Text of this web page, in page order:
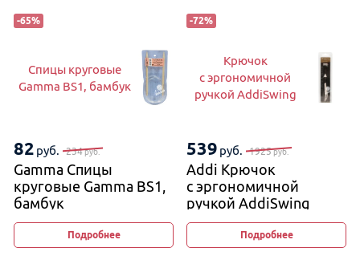
-65%
Спицы круговые
Gamma BS1, бамбук
82 руб. 234руб.
Gamma Спицы
круговые Gamma BS1,
бамбук
Подробнее
-72%
Крючок
с эргономичной
ручкой AddiSwing
539 руб. 1925руб.
Addi Крючок
с эргономичной
ручкой AddiSwing
Подробнее